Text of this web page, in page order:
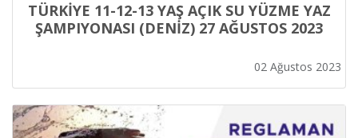
TÜRKİYE 11-12-13 YAŞ AÇIK SU YÜZME YAZ
ŞAMPIYONASI (DENİZ) 27 AĞUSTOS 2023
02 Ağustos 2023